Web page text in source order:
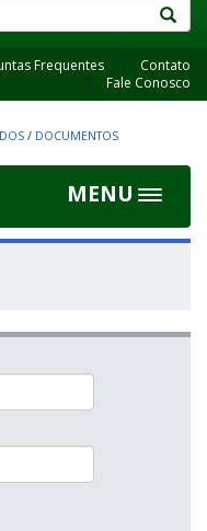
Frequentes
Contato
Fale Conosco
/ DOCUMENTOS
MENU
Toggle